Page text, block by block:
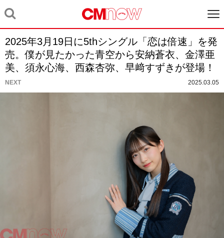
2025年3月19日に5thシングル「恋は倍速」を発
売。僕が見たかった青空から安納蒼衣、金澤亜
美、須永心海、西森杏弥、早﨑すずきが登場！
NEXT 2025.03.05